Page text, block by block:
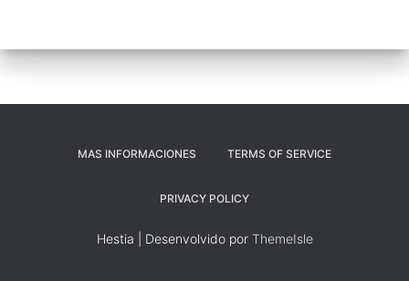
MAS INFORMACIONES TERMS OF SERVICE
PRIVACY POLICY
Hestia | Desenvolvido por ThemeIsle